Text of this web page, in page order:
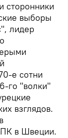
сторонники
выборы
лидер
е сотни
го "волки"
взглядов.
в Швеции.